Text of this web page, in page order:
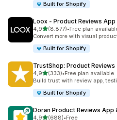
Built for Shopify
Loox ‑ Product Reviews App
4,95 yıldız üzerinden
(8.877)
toplam 8877 değerlendirme
•Free plan
Convert more with visual
Built for Shopify
TrustShop: Product Reviews
4,95 yıldız üzerinden
(333)
toplam 333 değerlendirme
•Free plan available
Build trust with review app,
Built for Shopify
Doran Product Reviews App
4,95 yıldız üzerinden
(688)•Free